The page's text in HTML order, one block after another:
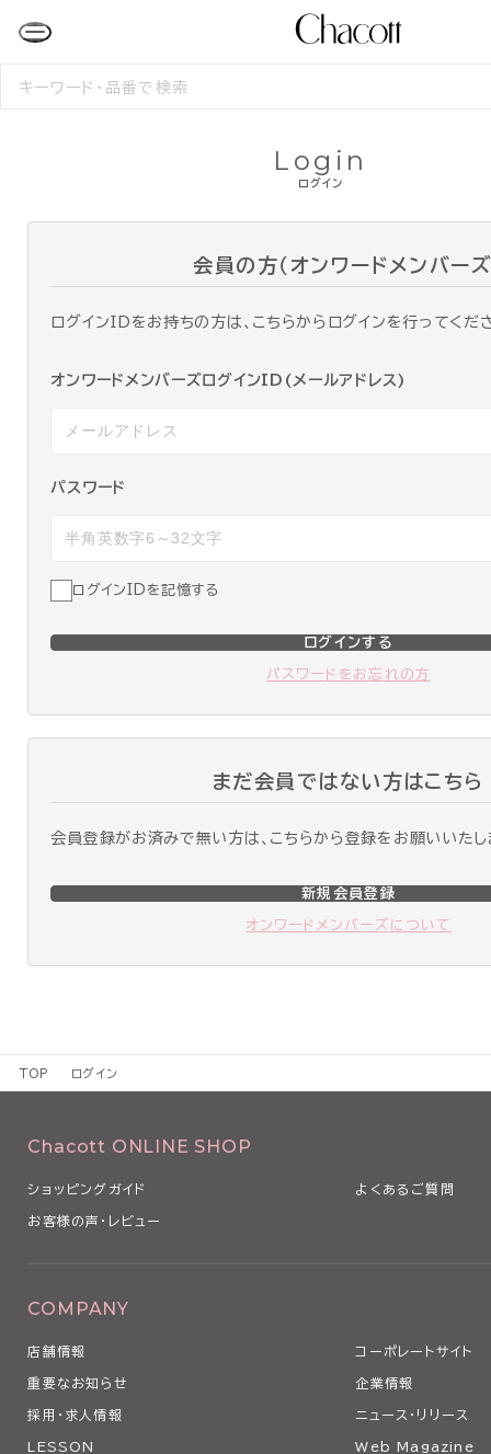
検
ログイン
Login
会員の方（オンワードメンバーズ
ログインIDをお持ちの方は、こちらからログインを行ってくだ
オンワードメンバーズログインID(メールアドレス)
パスワード
ログインIDを記憶する
ログインする
パスワードをお忘れの方
まだ会員ではない方はこちら
会員登録がお済みで無い方は、こちらから登録をお願いいたし
新規会員登録
オンワードメンバーズについて
TOP ログイン
Chacott ONLINE SHOP
ショッピングガイド よくあるご質問
お客様の声・レビュー
COMPANY
店舗情報 コーポレートサイト
重要なお知らせ 企業情報
採用・求人情報 ニュース・リリース
LESSON Web Magazine